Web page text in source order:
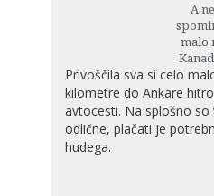
A ne
malo
Privoščila sva si celo
kilometre do Ankare
avtocesti. Na splošno so
odlične, plačati je
hudega.